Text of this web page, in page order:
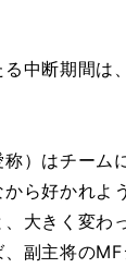
中断期間は
称）はチーム
ら好かれよ
、大きく変わ
副主将の